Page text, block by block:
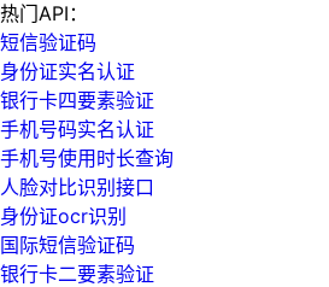
热门API：
短信验证码
身份证实名认证
银行卡四要素验证
手机号码实名认证
手机号使用时长查询
人脸对比识别接口
身份证ocr识别
国际短信验证码
银行卡二要素验证